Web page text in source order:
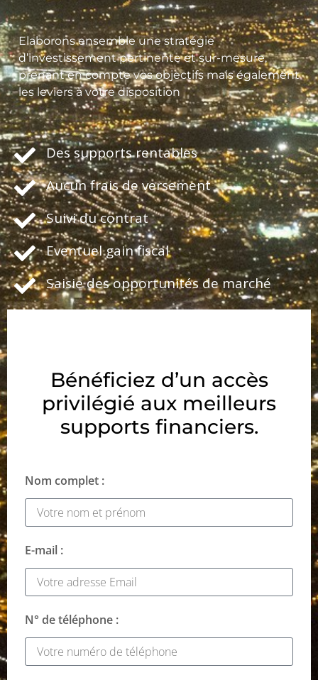
Elaborons ensemble une stratégie
d’investissement pertinente et sur-mesure,
prenant en compte vos objectifs mais également
les leviers à votre disposition
Des supports rentables
Aucun frais de versement
Suivi du contrat
Eventuel gain fiscal
Saisie des opportunités de marché
Bénéficiez d’un accès
privilégié aux meilleurs
supports financiers.
Nom complet :
E-mail :
N° de téléphone :